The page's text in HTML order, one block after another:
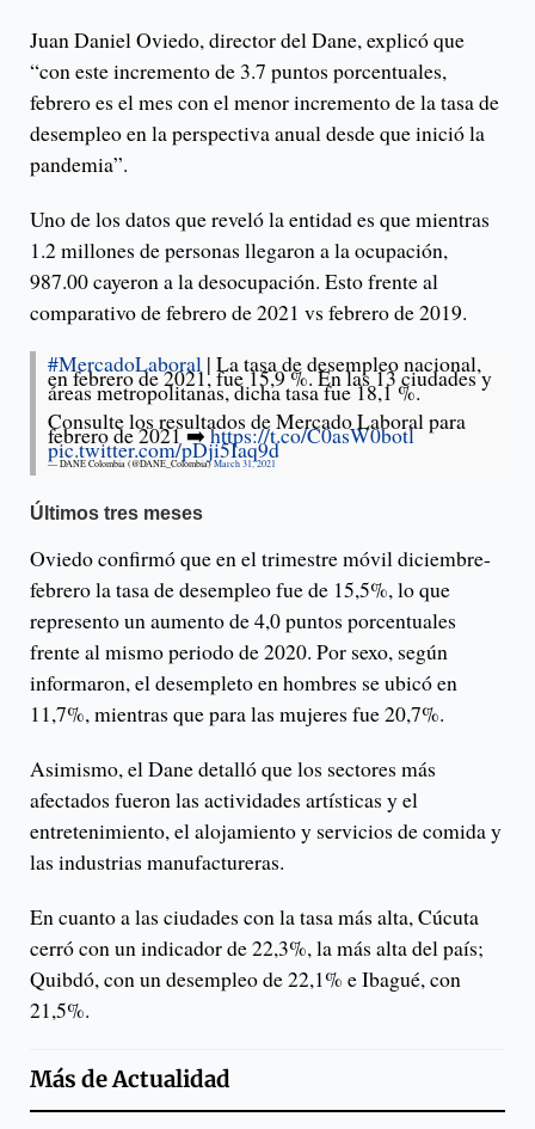
Juan Daniel Oviedo, director del Dane, explicó que
“con este incremento de 3.7 puntos porcentuales,
febrero es el mes con el menor incremento de la tasa de
desempleo en la perspectiva anual desde que inició la
pandemia”.
Uno de los datos que reveló la entidad es que mientras
1.2 millones de personas llegaron a la ocupación,
987.00 cayeron a la desocupación. Esto frente al
comparativo de febrero de 2021 vs febrero de 2019.
#MercadoLaboral | La tasa de desempleo nacional,
en febrero de 2021, fue 15,9 %. En las 13 ciudades y
áreas metropolitanas, dicha tasa fue 18,1 %.
Consulte los resultados de Mercado Laboral para
febrero de 2021 ➡️https://t.co/C0asW0botl
pic.twitter.com/pDji5Iaq9d
— DANE Colombia (@DANE_Colombia)March 31, 2021
Últimos tres meses
Oviedo confirmó que en el trimestre móvil diciembre-
febrero la tasa de desempleo fue de 15,5%, lo que
represento un aumento de 4,0 puntos porcentuales
frente al mismo periodo de 2020. Por sexo, según
informaron, el desempleto en hombres se ubicó en
11,7%, mientras que para las mujeres fue 20,7%.
Asimismo, el Dane detalló que los sectores más
afectados fueron las actividades artísticas y el
entretenimiento, el alojamiento y servicios de comida y
las industrias manufactureras.
En cuanto a las ciudades con la tasa más alta, Cúcuta
cerró con un indicador de 22,3%, la más alta del país;
Quibdó, con un desempleo de 22,1% e Ibagué, con
21,5%.
Más deActualidad